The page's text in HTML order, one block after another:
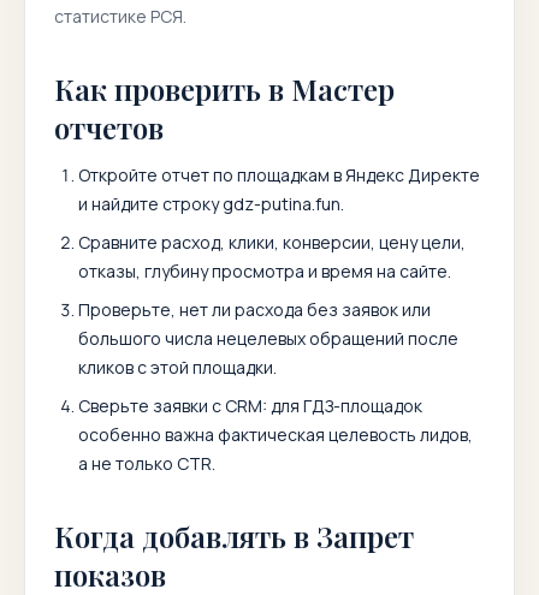
статистике РСЯ.
Как проверить в Мастер
отчетов
Откройте отчет по площадкам в Яндекс Директе
и найдите строкуgdz-putina.fun.
Сравните расход, клики, конверсии, цену цели,
отказы, глубину просмотра и время на сайте.
Проверьте, нет ли расхода без заявок или
большого числа нецелевых обращений после
кликов с этой площадки.
Сверьте заявки с CRM: для ГДЗ-площадок
особенно важна фактическая целевость лидов,
а не только CTR.
Когда добавлять в Запрет
показов